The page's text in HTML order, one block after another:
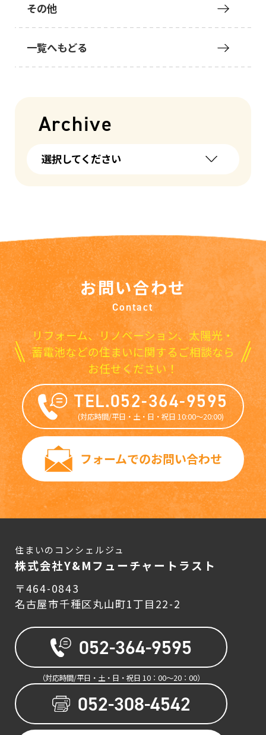
その他
一覧へもどる
Archive
選択してください
お問い合わせ
Contact
リフォーム、リノベーション、太陽光・
蓄電池などの住まいに関するご相談なら
お任せください！
TEL.052-364-9595
(対応時間/平日・土・日・祝日 10:00〜20:00)
フォームでのお問い合わせ
住まいのコンシェルジュ
株式会社Y&Mフューチャートラスト
〒464-0843
名古屋市千種区丸山町1丁目22-2
052-364-9595
（対応時間/平日・土・日・祝日 10：00〜20：00）
052-308-4542